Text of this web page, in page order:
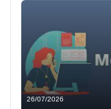
26/07/2026